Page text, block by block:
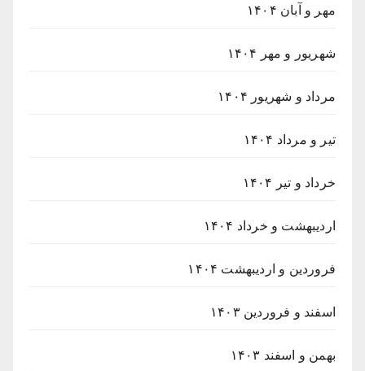
مهر و آبان ۱۴۰۴
شهریور و مهر ۱۴۰۴
مرداد و شهریور ۱۴۰۴
تیر و مرداد ۱۴۰۴
خرداد و تیر ۱۴۰۴
اردیبهشت و خرداد ۱۴۰۴
فروردین و اردیبهشت ۱۴۰۴
اسفند و فروردین ۱۴۰۳
بهمن و اسفند ۱۴۰۳